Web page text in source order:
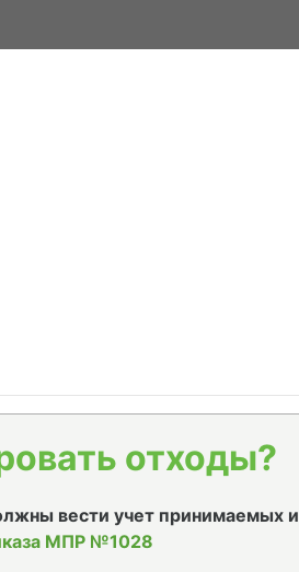
отходы?
вести учет принимаемых и
МПР №1028